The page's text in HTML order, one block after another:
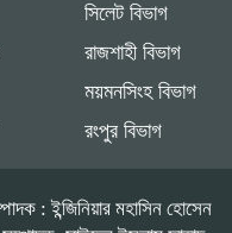
সিলেট বিভাগ
রাজশাহী বিভাগ
ময়মনসিংহ বিভাগ
রংপুর বিভাগ
: ইন্জিনিয়ার মহাসিন হোসেন